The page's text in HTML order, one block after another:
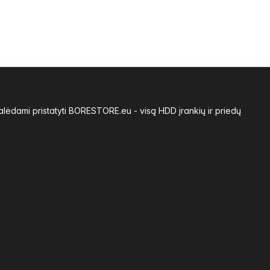
pristatyti BORESTORE.eu - visą HDD įrankių ir priedų